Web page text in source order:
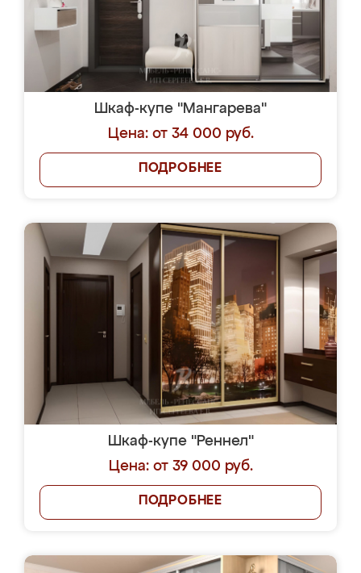
Шкаф-купе "Мангарева"
Цена: от 34 000 руб.
ПОДРОБНЕЕ
Шкаф-купе "Реннел"
Цена: от 39 000 руб.
ПОДРОБНЕЕ